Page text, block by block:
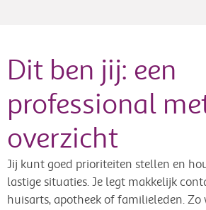
Dit ben jij: een
professional
overzicht
Jij kunt goed prioriteiten stellen en
lastige situaties. Je legt makkelijk
huisarts, apotheek of familieleden. Zo